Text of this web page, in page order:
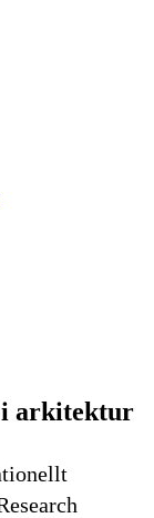
i arkitektur